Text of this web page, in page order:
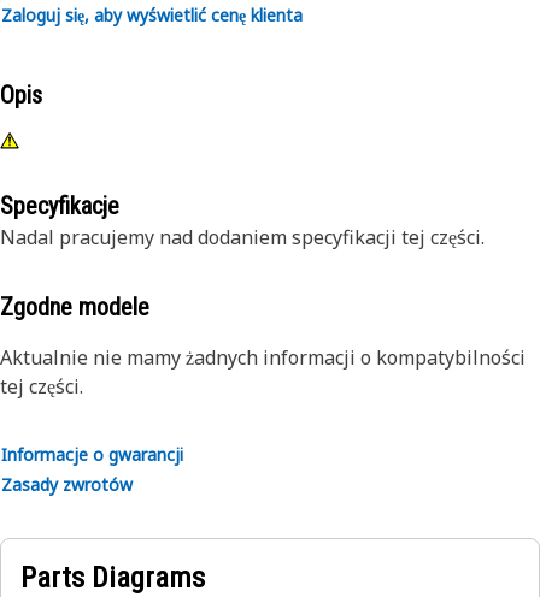
Zaloguj się, aby wyświetlić cenę klienta
Opis
Specyfikacje
Nadal pracujemy nad dodaniem specyfikacji tej części.
Zgodne modele
Aktualnie nie mamy żadnych informacji o kompatybilności
tej części.
Informacje o gwarancji
Zasady zwrotów
Parts Diagrams